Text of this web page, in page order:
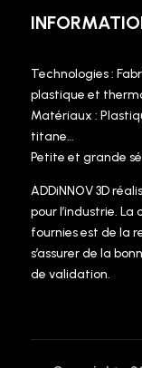
Technologies :
plastique et
Matériaux :
titane…
Petite et grande
ADDiNNOV 3D
pour l’industrie.
fournies est de la
s’assurer de la
de validation.